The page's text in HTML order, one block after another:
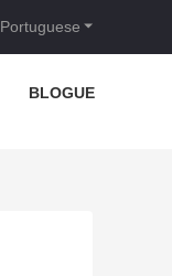
Portuguese
BLOGUE